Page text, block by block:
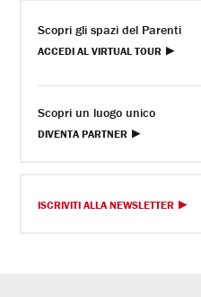
Scopri gli spazi del Parenti
ACCEDI AL VIRTUAL TOUR
Scopri un luogo unico
DIVENTA PARTNER
ISCRIVITI ALLA NEWSLETTER